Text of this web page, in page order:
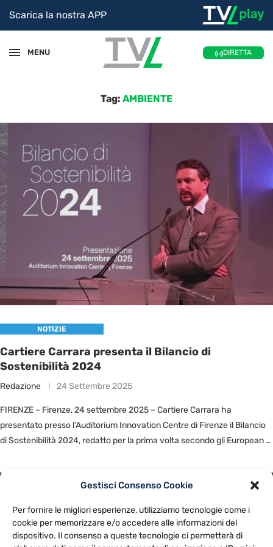
Gestisci Consenso Cookie
Per fornire le migliori esperienze, utilizziamo tecnologie come i
cookie per memorizzare e/o accedere alle informazioni del
dispositivo. Il consenso a queste tecnologie ci permetterà di
Scarica la nostra APP
MENU DIRETTA
Tag: AMBIENTE
NOTIZIE
Cartiere Carrara presenta il Bilancio di
Sostenibilità 2024
Redazione 24 Settembre 2025
FIRENZE – Firenze, 24 settembre 2025 – Cartiere Carrara ha
presentato presso l’Auditorium Innovation Centre di Firenze il Bilancio
di Sostenibilità 2024, redatto per la prima volta secondo gli European …
NOTE LEGALI
CONTATTACI PREFERENZE